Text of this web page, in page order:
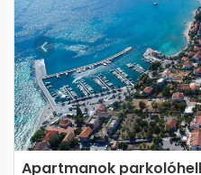
Previous
Apartmanok